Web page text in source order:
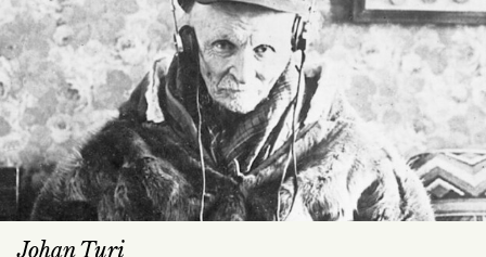
Johan Turi